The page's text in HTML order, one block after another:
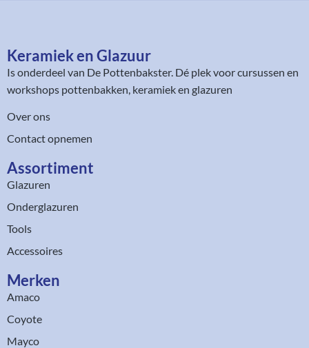
Keramiek en Glazuur​
Is onderdeel van De Pottenbakster. Dé plek voor cursussen en
workshops pottenbakken, keramiek en glazuren
Over ons
Contact opnemen
Assortiment​
Glazuren
Onderglazuren
Tools
Accessoires
Merken
Amaco
Coyote
Mayco